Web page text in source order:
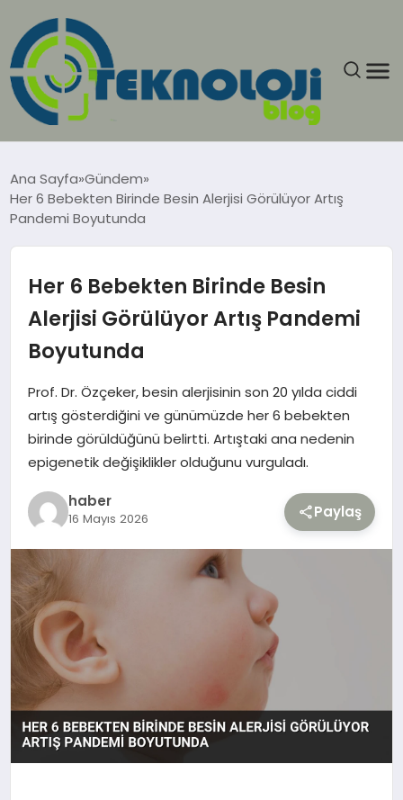
GÜNCEL
GENEL
GÜNDEM
TEKNOLOJI
YAŞAM
Ana Sayfa Gündem
Her 6 Bebekten Birinde Besin Alerjisi Görülüyor Artış
Pandemi Boyutunda
Her 6 Bebekten Birinde Besin
Alerjisi Görülüyor Artış Pandemi
Boyutunda
Prof. Dr. Özçeker, besin alerjisinin son 20 yılda ciddi
artış gösterdiğini ve günümüzde her 6 bebekten
birinde görüldüğünü belirtti. Artıştaki ana nedenin
epigenetik değişiklikler olduğunu vurguladı.
haber
16 Mayıs 2026 Paylaş